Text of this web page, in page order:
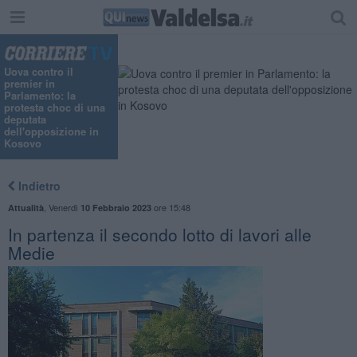
Uova contro il
premier in
Parlamento: la
protesta choc di una
deputata
dell'opposizione in
Kosovo
Indietro
Attualità Venerdì 10 Febbraio 2023ore 15:48
In partenza il secondo lotto di lavori alle
Medie